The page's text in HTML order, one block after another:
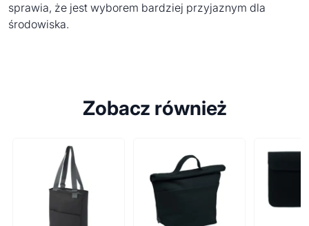
sprawia, że jest wyborem bardziej przyjaznym dla
środowiska.
Zobacz również